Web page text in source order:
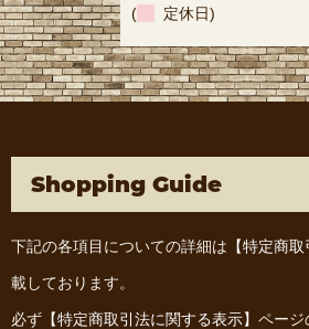
( 定休日)
Shopping Guide
下記の各項目についての詳細は 【特定商
載しております。
必ず 【特定商取引法に関する表示】 ページ